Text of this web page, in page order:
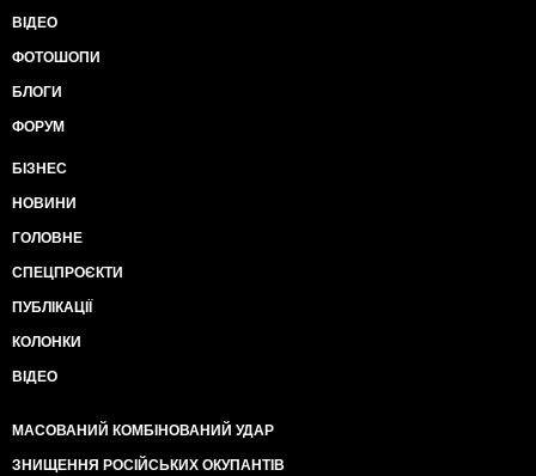
ВІДЕО
ФОТОШОПИ
БЛОГИ
ФОРУМ
БІЗНЕС
НОВИНИ
ГОЛОВНЕ
СПЕЦПРОЄКТИ
ПУБЛІКАЦІЇ
КОЛОНКИ
ВІДЕО
МАСОВАНИЙ КОМБІНОВАНИЙ УДАР
ЗНИЩЕННЯ РОСІЙСЬКИХ ОКУПАНТІВ